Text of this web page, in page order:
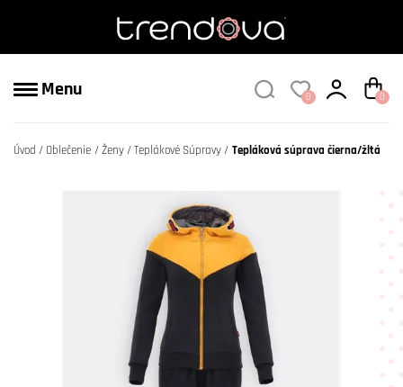
Menu 0 0
Úvod Oblečenie Ženy Teplákové Súpravy Tepláková súprava čierna/žltá